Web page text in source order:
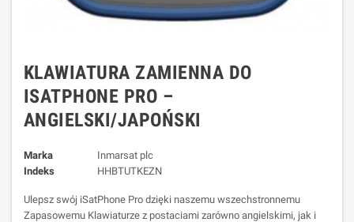
KLAWIATURA ZAMIENNA DO
ISATPHONE PRO –
ANGIELSKI/JAPOŃSKI
Marka
Inmarsat plc
Indeks
HHBTUTKEZN
Ulepsz swój iSatPhone Pro dzięki naszemu wszechstronnemu
Zapasowemu Klawiaturze z postaciami zarówno angielskimi, jak i